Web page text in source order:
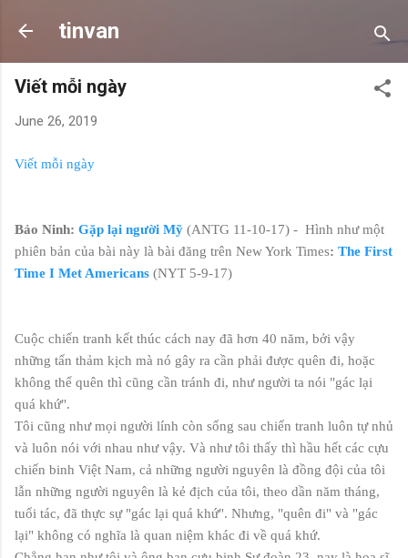
tinvan
Viết mỗi ngày
June 26, 2019
Viết mỗi ngày
Bảo Ninh: Gặp lại người Mỹ (ANTG 11-10-17) - Hình như một
phiên bản của bài này là bài đăng trên New York Times: The First
Time I Met Americans (NYT 5-9-17)
Cuộc chiến tranh kết thúc cách nay đã hơn 40 năm, bởi vậy
những tấn thảm kịch mà nó gây ra cần phải được quên đi, hoặc
không thể quên thì cũng cần tránh đi, như người ta nói "gác lại
quá khứ".
Tôi cũng như mọi người lính còn sống sau chiến tranh luôn tự nhủ
và luôn nói với nhau như vậy. Và như tôi thấy thì hầu hết các cựu
chiến binh Việt Nam, cả những người nguyên là đồng đội của tôi
lẫn những người nguyên là kẻ địch của tôi, theo dần năm tháng,
tuổi tác, đã thực sự "gác lại quá khứ". Nhưng, "quên đi" và "gác
lại" không có nghĩa là quan niệm khác đi về quá khứ.